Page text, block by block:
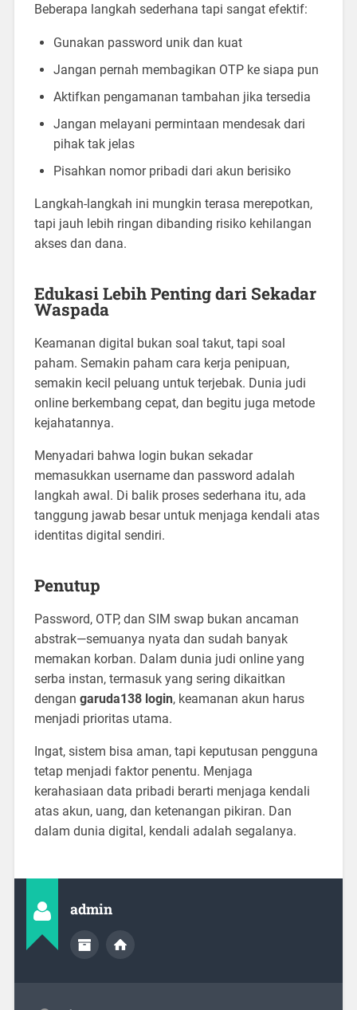
Beberapa langkah sederhana tapi sangat efektif:
Gunakan password unik dan kuat
Jangan pernah membagikan OTP ke siapa pun
Aktifkan pengamanan tambahan jika tersedia
Jangan melayani permintaan mendesak dari
pihak tak jelas
Pisahkan nomor pribadi dari akun berisiko
Langkah-langkah ini mungkin terasa merepotkan,
tapi jauh lebih ringan dibanding risiko kehilangan
akses dan dana.
Edukasi Lebih Penting dari Sekadar
Waspada
Keamanan digital bukan soal takut, tapi soal
paham. Semakin paham cara kerja penipuan,
semakin kecil peluang untuk terjebak. Dunia judi
online berkembang cepat, dan begitu juga metode
kejahatannya.
Menyadari bahwa login bukan sekadar
memasukkan username dan password adalah
langkah awal. Di balik proses sederhana itu, ada
tanggung jawab besar untuk menjaga kendali atas
identitas digital sendiri.
Penutup
Password, OTP, dan SIM swap bukan ancaman
abstrak—semuanya nyata dan sudah banyak
memakan korban. Dalam dunia judi online yang
serba instan, termasuk yang sering dikaitkan
dengan garuda138 login, keamanan akun harus
menjadi prioritas utama.
Ingat, sistem bisa aman, tapi keputusan pengguna
tetap menjadi faktor penentu. Menjaga
kerahasiaan data pribadi berarti menjaga kendali
atas akun, uang, dan ketenangan pikiran. Dan
dalam dunia digital, kendali adalah segalanya.
admin